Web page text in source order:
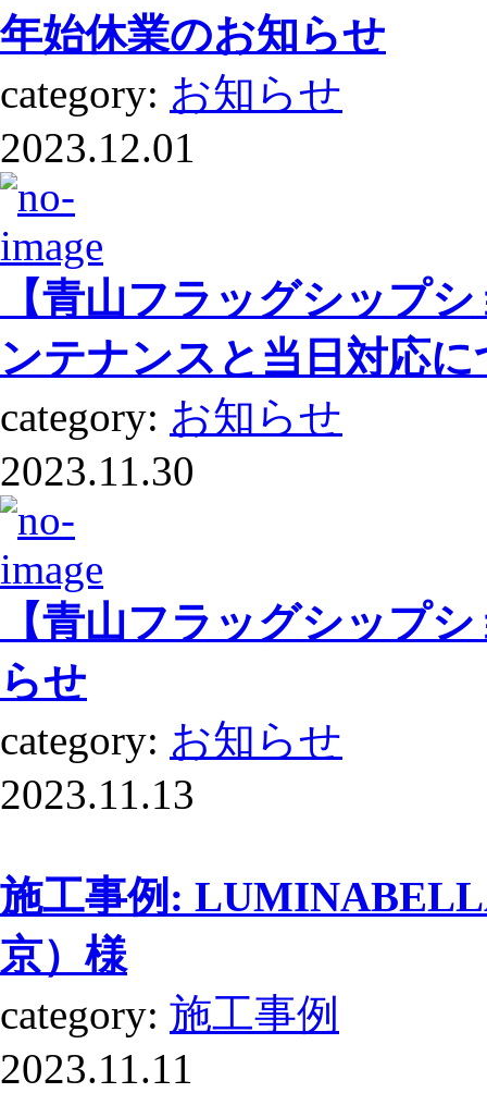
年始休業のお知らせ
category: お知らせ
2023.12.01
【青山フラッグシップ
ンテナンスと当日対応
category: お知らせ
2023.11.30
【青山フラッグシップ
らせ
category: お知らせ
2023.11.13
施工事例:
京）様
category: 施工事例
2023.11.11